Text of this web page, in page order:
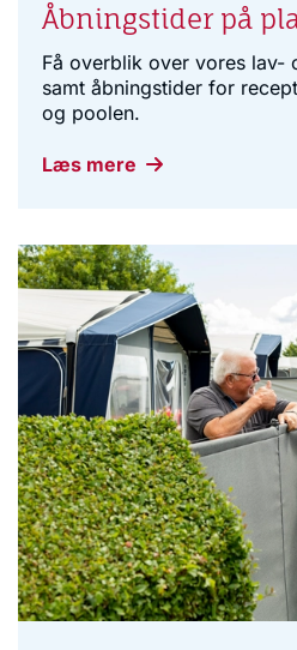
Åbningstider på
Få overblik over vores lav-
samt åbningstider for
og poolen.
Læs mere